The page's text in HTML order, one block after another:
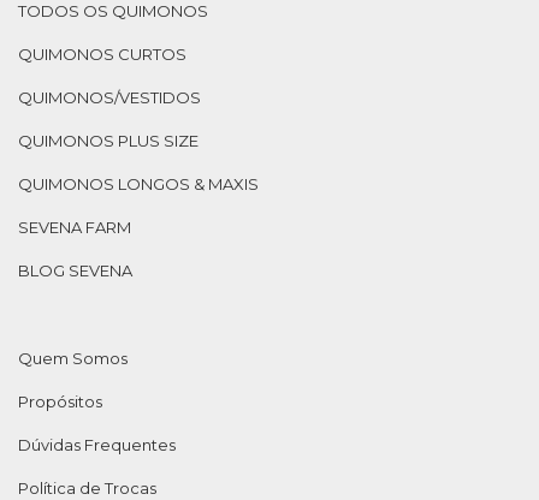
TODOS OS QUIMONOS
QUIMONOS CURTOS
QUIMONOS/VESTIDOS
QUIMONOS PLUS SIZE
QUIMONOS LONGOS & MAXIS
SEVENA FARM
BLOG SEVENA
Quem Somos
Propósitos
Dúvidas Frequentes
Política de Trocas